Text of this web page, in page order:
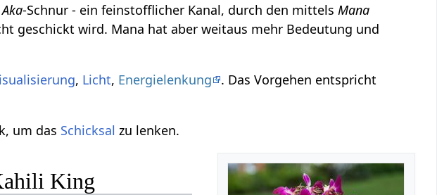
Aka-Schnur - ein feinstofflicher Kanal, durch den mittels Mana
geschickt wird. Mana hat aber weitaus mehr Bedeutung und
, Licht, Energielenkung
. Das Vorgehen entspricht
um das Schicksal zu lenken.
King